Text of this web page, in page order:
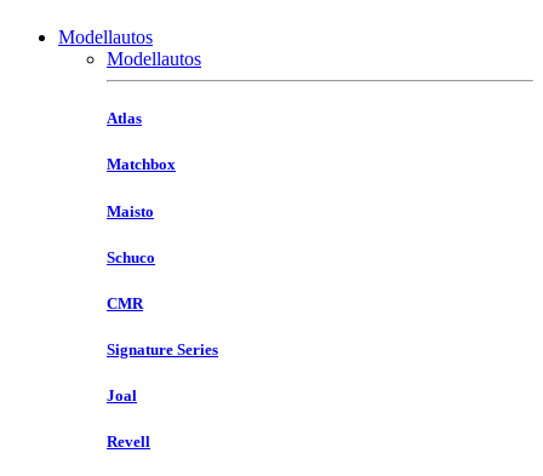
Modellautos
Modellautos
Atlas
Matchbox
Maisto
Schuco
CMR
Signature Series
Joal
Revell